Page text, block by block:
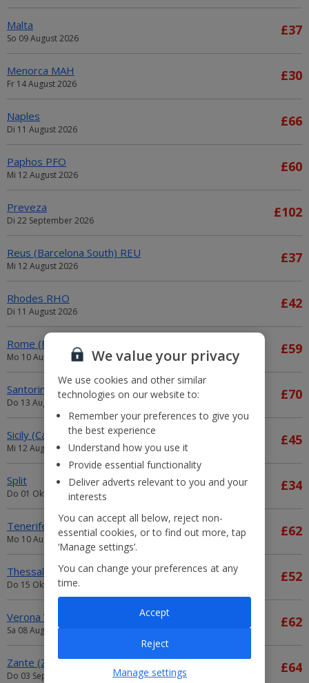
Malta
So 09 August 2026
£37
Menorca MAH
Fr 14 August 2026
£30
Naples
Di 11 August 2026
£66
Paphos PFO
Mi 12 August 2026
£60
Preveza
Di 22 September 2026
£102
Reus (Barcelona South) REU
Mi 12 August 2026
£37
Rhodes RHO
Di 11 August 2026
£42
Rome (Fiumicino) FCO
Mo 10 August 2026
£59
Santorini
Do 13 August 2026
£70
Sicily (Catania)
Mi 12 August 2026
£45
Split
Do 01 Oktober 2026
£34
Tenerife South TFS
Mo 10 August 2026
£62
Thessaloniki
Do 15 Oktober 2026
£52
Verona VRN
Sa 08 August 2026
£62
Zante (Zakynthos) ZTH
Do 03 September 2026
£64
We value your privacy
We use cookies and other similar
technologies on our website to:
Remember your preferences to give you
the best experience
Understand how you use it
Provide essential functionality
Deliver adverts relevant to you and your
interests
You can accept all below, reject non-
essential cookies, or to find out more, tap
‘Manage settings’.
You can change your preferences at any
time.
Manage settings
Reject
Accept